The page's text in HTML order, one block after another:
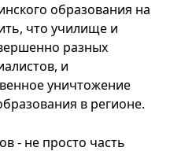
образования на
что училище и
разных
и
уничтожение
в регионе.
- не просто часть